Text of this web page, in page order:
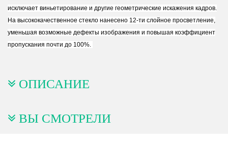
исключает виньетирование и другие геометрические искажения кадров.
На высококачественное стекло нанесено 12-ти слойное просветление,
уменьшая возможные дефекты изображения и повышая коэффициент
пропускания почти до 100%.
ОПИСАНИЕ
ВЫ СМОТРЕЛИ